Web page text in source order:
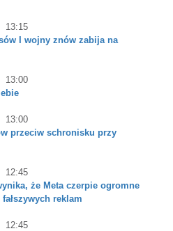
13:15
I wojny znów zabija na
13:00
13:00
przeciw schronisku przy
12:45
że Meta czerpie ogromne
reklam
12:45